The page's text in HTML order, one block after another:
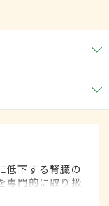
低下する腎臓の
専門的に取り扱